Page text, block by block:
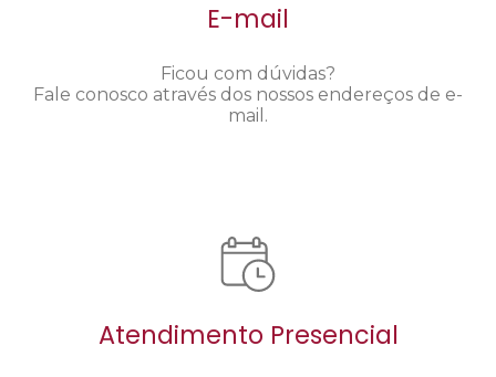
E-mail
Ficou com dúvidas?
Fale conosco através dos nossos endereços de e-
mail.
Atendimento Presencial